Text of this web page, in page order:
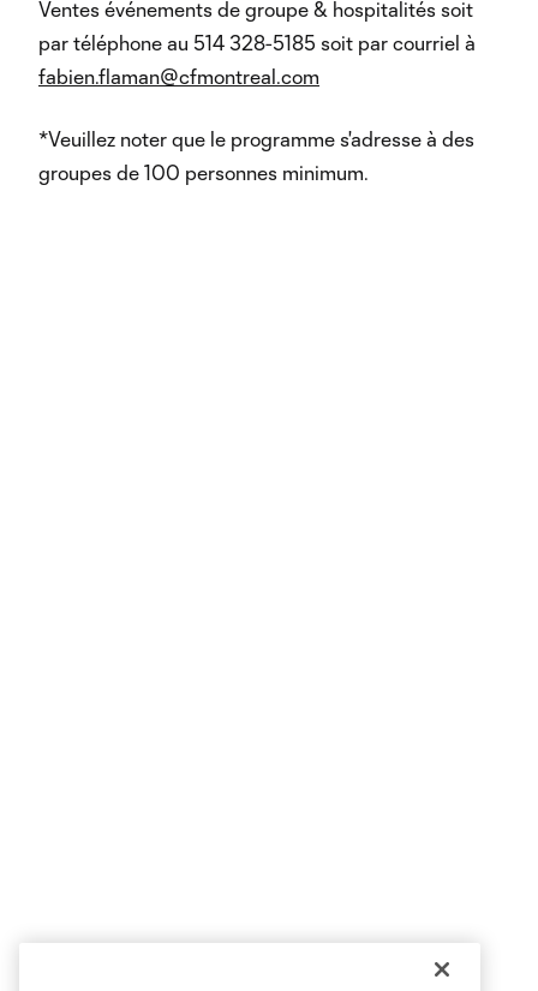
Ventes événements de groupe & hospitalités soit
par téléphone au 514 328-5185 soit par courriel à
fabien.flaman@cfmontreal.com
*Veuillez noter que le programme s'adresse à des
groupes de 100 personnes minimum.